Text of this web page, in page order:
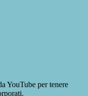
YouTube per tenere